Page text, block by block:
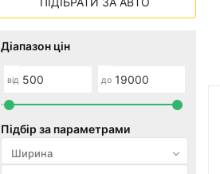
Діапазон цін
від до
Підбір за параметрами